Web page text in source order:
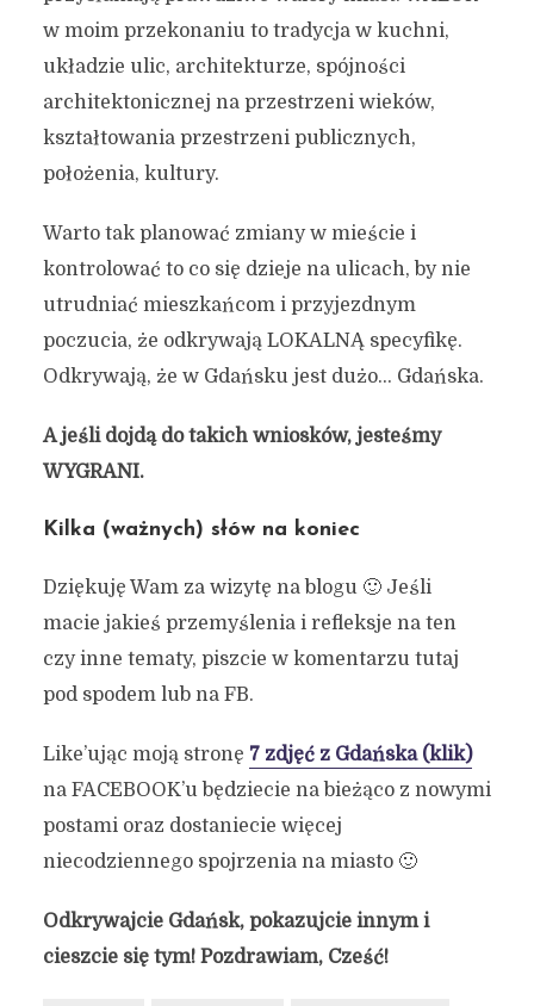
w moim przekonaniu to tradycja w kuchni,
układzie ulic, architekturze, spójności
architektonicznej na przestrzeni wieków,
kształtowania przestrzeni publicznych,
położenia, kultury.
Warto tak planować zmiany w mieście i
kontrolować to co się dzieje na ulicach, by nie
utrudniać mieszkańcom i przyjezdnym
poczucia, że odkrywają LOKALNĄ specyfikę.
Odkrywają, że w Gdańsku jest dużo… Gdańska.
A jeśli dojdą do takich wniosków, jesteśmy
WYGRANI.
Kilka (ważnych) słów na koniec
Dziękuję Wam za wizytę na blogu 🙂 Jeśli
macie jakieś przemyślenia i refleksje na ten
czy inne tematy, piszcie w komentarzu tutaj
pod spodem lub na FB.
Like’ując moją stronę 7 zdjęć z Gdańska (klik)
na FACEBOOK’u będziecie na bieżąco z nowymi
postami oraz dostaniecie więcej
niecodziennego spojrzenia na miasto 🙂
Odkrywajcie Gdańsk, pokazujcie innym i
cieszcie się tym! Pozdrawiam, Cześć!